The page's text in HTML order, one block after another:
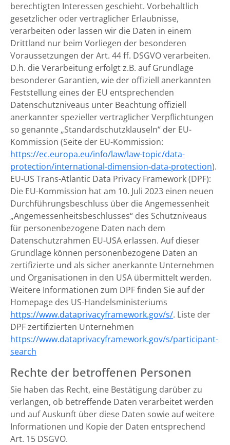
berechtigten Interessen geschieht. Vorbehaltlich
gesetzlicher oder vertraglicher Erlaubnisse,
verarbeiten oder lassen wir die Daten in einem
Drittland nur beim Vorliegen der besonderen
Voraussetzungen der Art. 44 ff. DSGVO verarbeiten.
D.h. die Verarbeitung erfolgt z.B. auf Grundlage
besonderer Garantien, wie der offiziell anerkannten
Feststellung eines der EU entsprechenden
Datenschutzniveaus unter Beachtung offiziell
anerkannter spezieller vertraglicher Verpflichtungen
so genannte „Standardschutzklauseln“ der EU-
Kommission (Seite der EU-Kommission:
https://ec.europa.eu/info/law/law-topic/data-
protection/international-dimension-data-protection).
EU-US Trans-Atlantic Data Privacy Framework (DPF):
Die EU-Kommission hat am 10. Juli 2023 einen neuen
Durchführungsbeschluss über die Angemessenheit
„Angemessenheitsbeschlusses“ des Schutzniveaus
für personenbezogene Daten nach dem
Datenschutzrahmen EU-USA erlassen. Auf dieser
Grundlage können personenbezogene Daten an
zertifizierte und als sicher anerkannte Unternehmen
und Organisationen in den USA übermittelt werden.
Weitere Informationen zum DPF finden Sie auf der
Homepage des US-Handelsministeriums
https://www.dataprivacyframework.gov/s/. Liste der
DPF zertifizierten Unternehmen
https://www.dataprivacyframework.gov/s/participant-
search
Rechte der betroffenen Personen
Sie haben das Recht, eine Bestätigung darüber zu
verlangen, ob betreffende Daten verarbeitet werden
und auf Auskunft über diese Daten sowie auf weitere
Informationen und Kopie der Daten entsprechend
Art. 15 DSGVO.